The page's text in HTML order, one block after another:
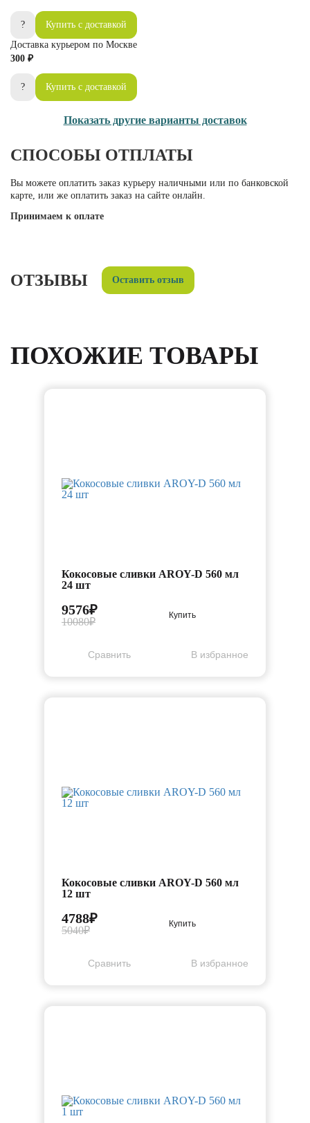
?
Купить с доставкой
Доставка курьером по Москве
300 ₽
? Купить с доставкой
Показать другие варианты доставок
СПОСОБЫ ОТПЛАТЫ
Вы можете оплатить заказ курьеру наличными или по банковской
карте, или же оплатить заказ на сайте онлайн.
Принимаем к оплате
ОТЗЫВЫ Оставить отзыв
ПОХОЖИЕ ТОВАРЫ
Кокосовые сливки AROY-D 560 мл
24 шт
9576₽
10080₽
Купить
Cравнить В избранное
Кокосовые сливки AROY-D 560 мл
12 шт
4788₽
5040₽
Купить
Cравнить В избранное